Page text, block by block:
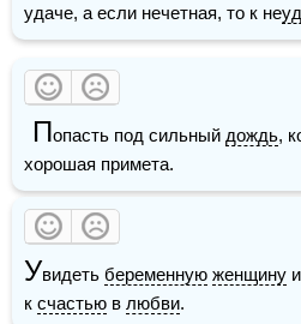
удаче, а если нечетная, то к не
опасть под сильный дождь,
хорошая примета.
Увидеть беременную женщину
к счастью в любви.